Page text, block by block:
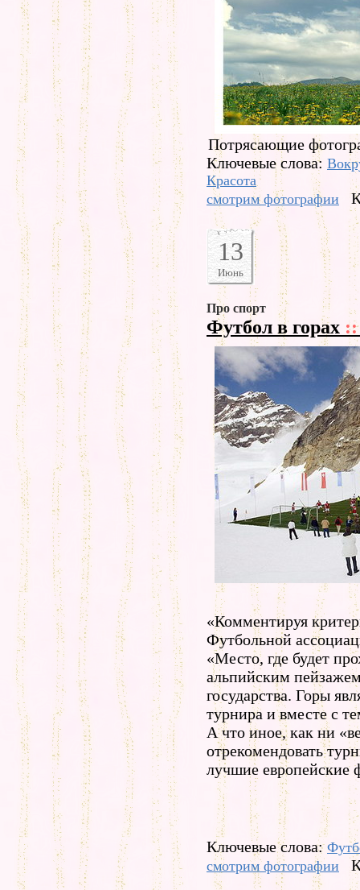
Потрясающие
Ключевые слова:
Красота
смотрим фотографии
13
Июнь
Про спорт
Футбол в горах ::
«Комментируя
Футбольной
«Место, где будет
альпийским
государства. Горы
турнира и вместе с
А что иное, как ни
отрекомендовать
лучшие европейские
Ключевые слова:
смотрим фотографии